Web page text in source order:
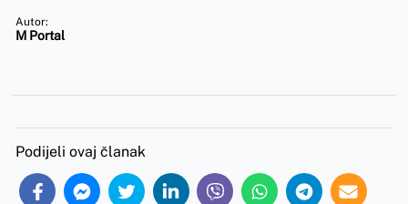
Autor:
M Portal
Podijeli ovaj članak